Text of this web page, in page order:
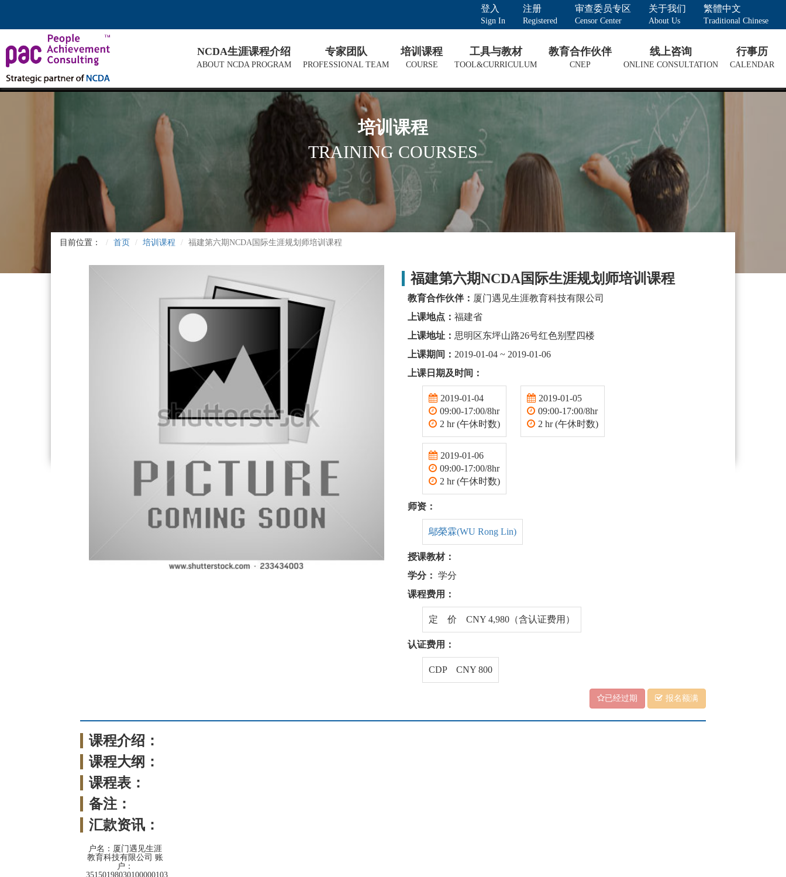
登入
Sign In
注册
Registered
审查委员专区
Censor Center
关于我们
About Us
繁體中文
Traditional Chinese
NCDA生涯课程介绍
ABOUT NCDA PROGRAM
专家团队
PROFESSIONAL TEAM
培训课程
COURSE
工具与教材
TOOL&CURRICULUM
教育合作伙伴
CNEP
线上咨询
ONLINE CONSULTATION
行事历
CALENDAR
培训课程
TRAINING COURSES
目前位置： 首页 培训课程 福建第六期NCDA国际生涯规划师培训课程
福建第六期NCDA国际生涯规划师培训课程
教育合作伙伴： 厦门遇见生涯教育科技有限公司
上课地点： 福建省
上课地址： 思明区东坪山路26号红色别墅四楼
上课期间： 2019-01-04 ~ 2019-01-06
上课日期及时间：
2019-01-04
09:00-17:00/8hr
2 hr (午休时数)
2019-01-05
09:00-17:00/8hr
2 hr (午休时数)
2019-01-06
09:00-17:00/8hr
2 hr (午休时数)
师资：
鄔榮霖(WU Rong Lin)
授课教材：
学分： 学分
课程费用：
定 价 CNY 4,980（含认证费用）
认证费用：
CDP CNY 800
已经过期 报名额满
课程介绍：
课程大纲：
课程表：
备注：
汇款资讯：
户名：厦门遇见生涯
教育科技有限公司 账
户：
35150198030100000103